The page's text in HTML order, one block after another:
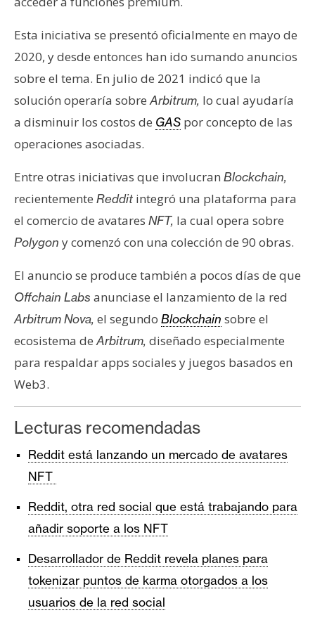
Esta iniciativa se presentó oficialmente en mayo de
2020, y desde entonces han ido sumando anuncios
sobre el tema. En julio de 2021 indicó que la
solución operaría sobreArbitrum, lo cual ayudaría
a disminuir los costos de GAS por concepto de las
operaciones asociadas.
Entre otras iniciativas que involucran Blockchain,
recientemente Reddit integró una plataforma para
el comercio de avatares NFT, la cual opera sobre
Polygon y comenzó con una colección de 90 obras.
El anuncio se produce también a pocos días de que
Offchain Labs anunciase el lanzamiento de la red
Arbitrum Nova, el segundo Blockchain sobre el
ecosistema deArbitrum, diseñado especialmente
para respaldar apps sociales y juegos basados en
Web3.
Lecturas recomendadas
Reddit está lanzando un mercado de avatares
NFT
Reddit, otra red social que está trabajando para
añadir soporte a los NFT
Desarrollador de Reddit revela planes para
tokenizar puntos de karma otorgados a los
usuarios de la red social